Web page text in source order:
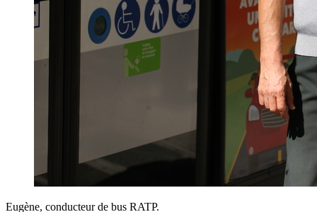
Eugène, conducteur de bus RATP.